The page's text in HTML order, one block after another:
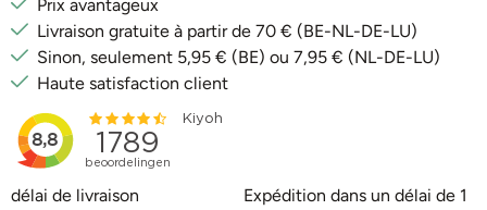
Prix avantageux
Livraison gratuite à partir de 70 € (BE-NL-DE-LU)
Sinon, seulement 5,95 € (BE) ou 7,95 € (NL-DE-LU)
Haute satisfaction client
délai de livraison
Expédition dans un délai de 1